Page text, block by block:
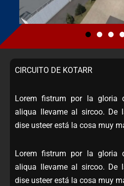
CIRCUITO DE KOTARR
Lorem fistrum por la gloria
aliqua llevame al sircoo. De
dise usteer está la cosa muy
Lorem fistrum por la gloria
aliqua llevame al sircoo. De
dise usteer está la cosa muy